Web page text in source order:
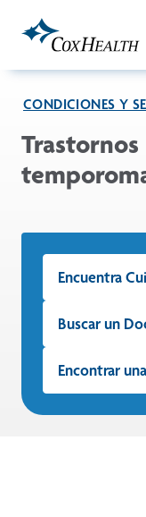
CONDICIONES Y
Trastornos
Encuentra
Buscar un
Encontrar